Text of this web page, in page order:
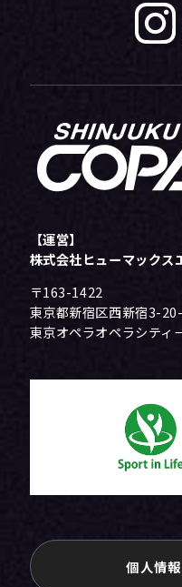
【運営】
株式会社ヒューマックス
〒163-1422
東京都新宿区西新宿3-
東京オペラオペラシティ
個人情